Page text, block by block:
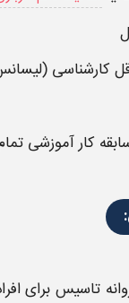
کارشناسی
کارآموزشی تمام وقت یا 4
تاسیس برای